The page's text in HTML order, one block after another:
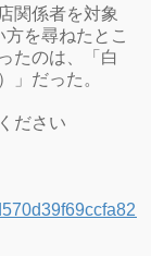
関係者を対象
を尋ねたとこ
たのは、「白
」だった。
ださい